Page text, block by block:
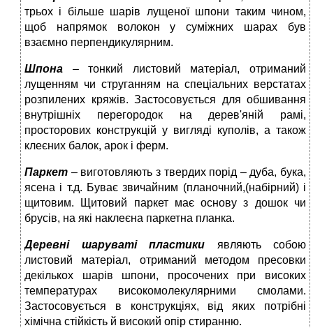
трьох і більше шарів лущеної шпони таким чином,
щоб напрямок волокон у суміжних шарах був
взаємно перпендикулярним.
Шпона – тонкий листовий матеріал, отриманий
лущенням чи струганням на спеціальних верстатах
розпилених кряжів. Застосовується для обшивання
внутрішніх перегородок на дерев'яній рамі,
просторових конструкцій у вигляді куполів, а також
клеєних балок, арок і ферм.
Паркет – виготовляють з твердих порід – дуба, бука,
ясена і т.д. Буває звичайним (планочний,(набірний) і
щитовим. Щитовий паркет має основу з дошок чи
брусів, на які наклеєна паркетна планка.
Деревні шаруваті пластики являють собою
листовий матеріал, отриманий методом пресовки
декількох шарів шпони, просочених при високих
температурах високомолекулярними смолами.
Застосовується в конструкціях, від яких потрібні
хімічна стійкість й високий опір стиранню.